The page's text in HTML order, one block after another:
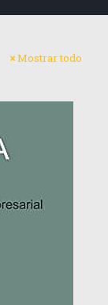
Mostrar todo